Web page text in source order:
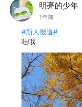
明亮的少年
1年前
#新人报道#
哇哦